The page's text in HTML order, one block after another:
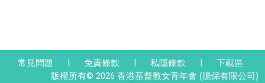
常見問題 | 免責條款 | 私隱條款 |
下載區
版權所有© 2026 香港基督教女青年會 (擔保有限公司)